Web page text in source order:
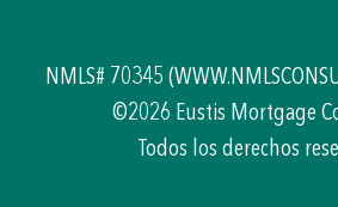
NMLS# 70345
©2026 Eustis Mortgage
Todos los derechos